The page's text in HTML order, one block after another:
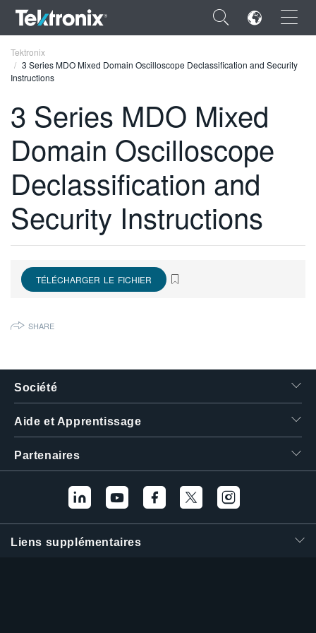
×
FRANÇAIS
DEUTSCH
VIỆT NAM
简体中文
日本語
繁體中文
Tektronix
3 Series MDO Mixed Domain Oscilloscope Declassification and Security
Instructions
3 Series MDO Mixed
Domain Oscilloscope
Declassification and
Security Instructions
TÉLÉCHARGER LE FICHIER
SHARE
Société
Aide et Apprentissage
Partenaires
Liens supplémentaires